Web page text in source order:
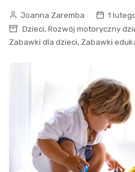
Joanna Zaremba
1
Dzieci, Rozwój motoryczny
Zabawki dla dzieci, Zabawki